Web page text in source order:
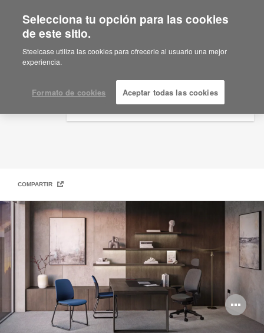
Are you in United States?
Would you like to see Products we sell in
your region?
English
Español
Ideas de planificación
COMPARTIR
Selecciona tu opción para las cookies
de este sitio.
Steelcase utiliza las cookies para ofrecerle al usuario una mejor
experiencia.
Formato de cookies Aceptar todas las cookies